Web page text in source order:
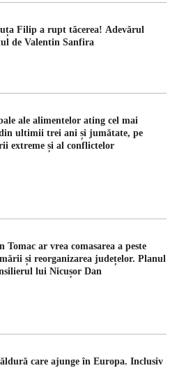
Filip a rupt tăcerea! Adevărul
de Valentin Sanfira
ale alimentelor ating cel mai
ultimii trei ani și jumătate, pe
extreme și al conflictelor
Tomac ar vrea comasarea a peste
și reorganizarea județelor. Planul
lui Nicușor Dan
care ajunge în Europa. Inclusiv